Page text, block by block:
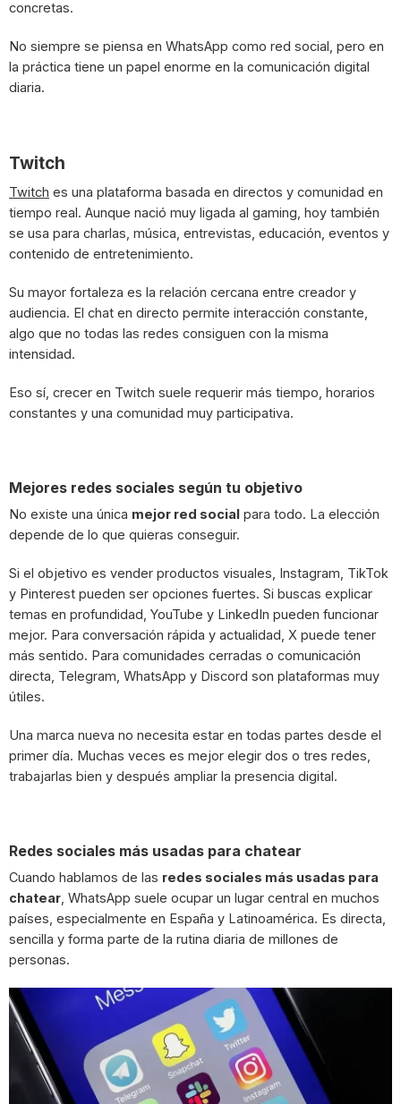
concretas.
No siempre se piensa en WhatsApp como red social, pero en
la práctica tiene un papel enorme en la comunicación digital
diaria.
Twitch
Twitch es una plataforma basada en directos y comunidad en
tiempo real. Aunque nació muy ligada al gaming, hoy también
se usa para charlas, música, entrevistas, educación, eventos y
contenido de entretenimiento.
Su mayor fortaleza es la relación cercana entre creador y
audiencia. El chat en directo permite interacción constante,
algo que no todas las redes consiguen con la misma
intensidad.
Eso sí, crecer en Twitch suele requerir más tiempo, horarios
constantes y una comunidad muy participativa.
Mejores redes sociales según tu objetivo
No existe una única mejor red social para todo. La elección
depende de lo que quieras conseguir.
Si el objetivo es vender productos visuales, Instagram, TikTok
y Pinterest pueden ser opciones fuertes. Si buscas explicar
temas en profundidad, YouTube y LinkedIn pueden funcionar
mejor. Para conversación rápida y actualidad, X puede tener
más sentido. Para comunidades cerradas o comunicación
directa, Telegram, WhatsApp y Discord son plataformas muy
útiles.
Una marca nueva no necesita estar en todas partes desde el
primer día. Muchas veces es mejor elegir dos o tres redes,
trabajarlas bien y después ampliar la presencia digital.
Redes sociales más usadas para chatear
Cuando hablamos de las redes sociales más usadas para
chatear , WhatsApp suele ocupar un lugar central en muchos
países, especialmente en España y Latinoamérica. Es directa,
sencilla y forma parte de la rutina diaria de millones de
personas.